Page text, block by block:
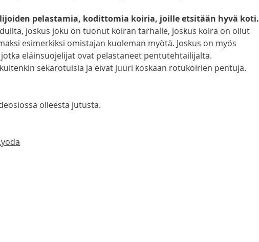
pelastamia, kodittomia koiria, joille etsitään hyvä koti.
joskus joku on tuonut koiran tarhalle, joskus koira on ollut
esimerkiksi omistajan kuoleman myötä. Joskus on myös
eläinsuojelijat ovat pelastaneet pentutehtailijalta.
sekarotuisia ja eivät juuri koskaan rotukoirien pentuja.
olleesta jutusta.